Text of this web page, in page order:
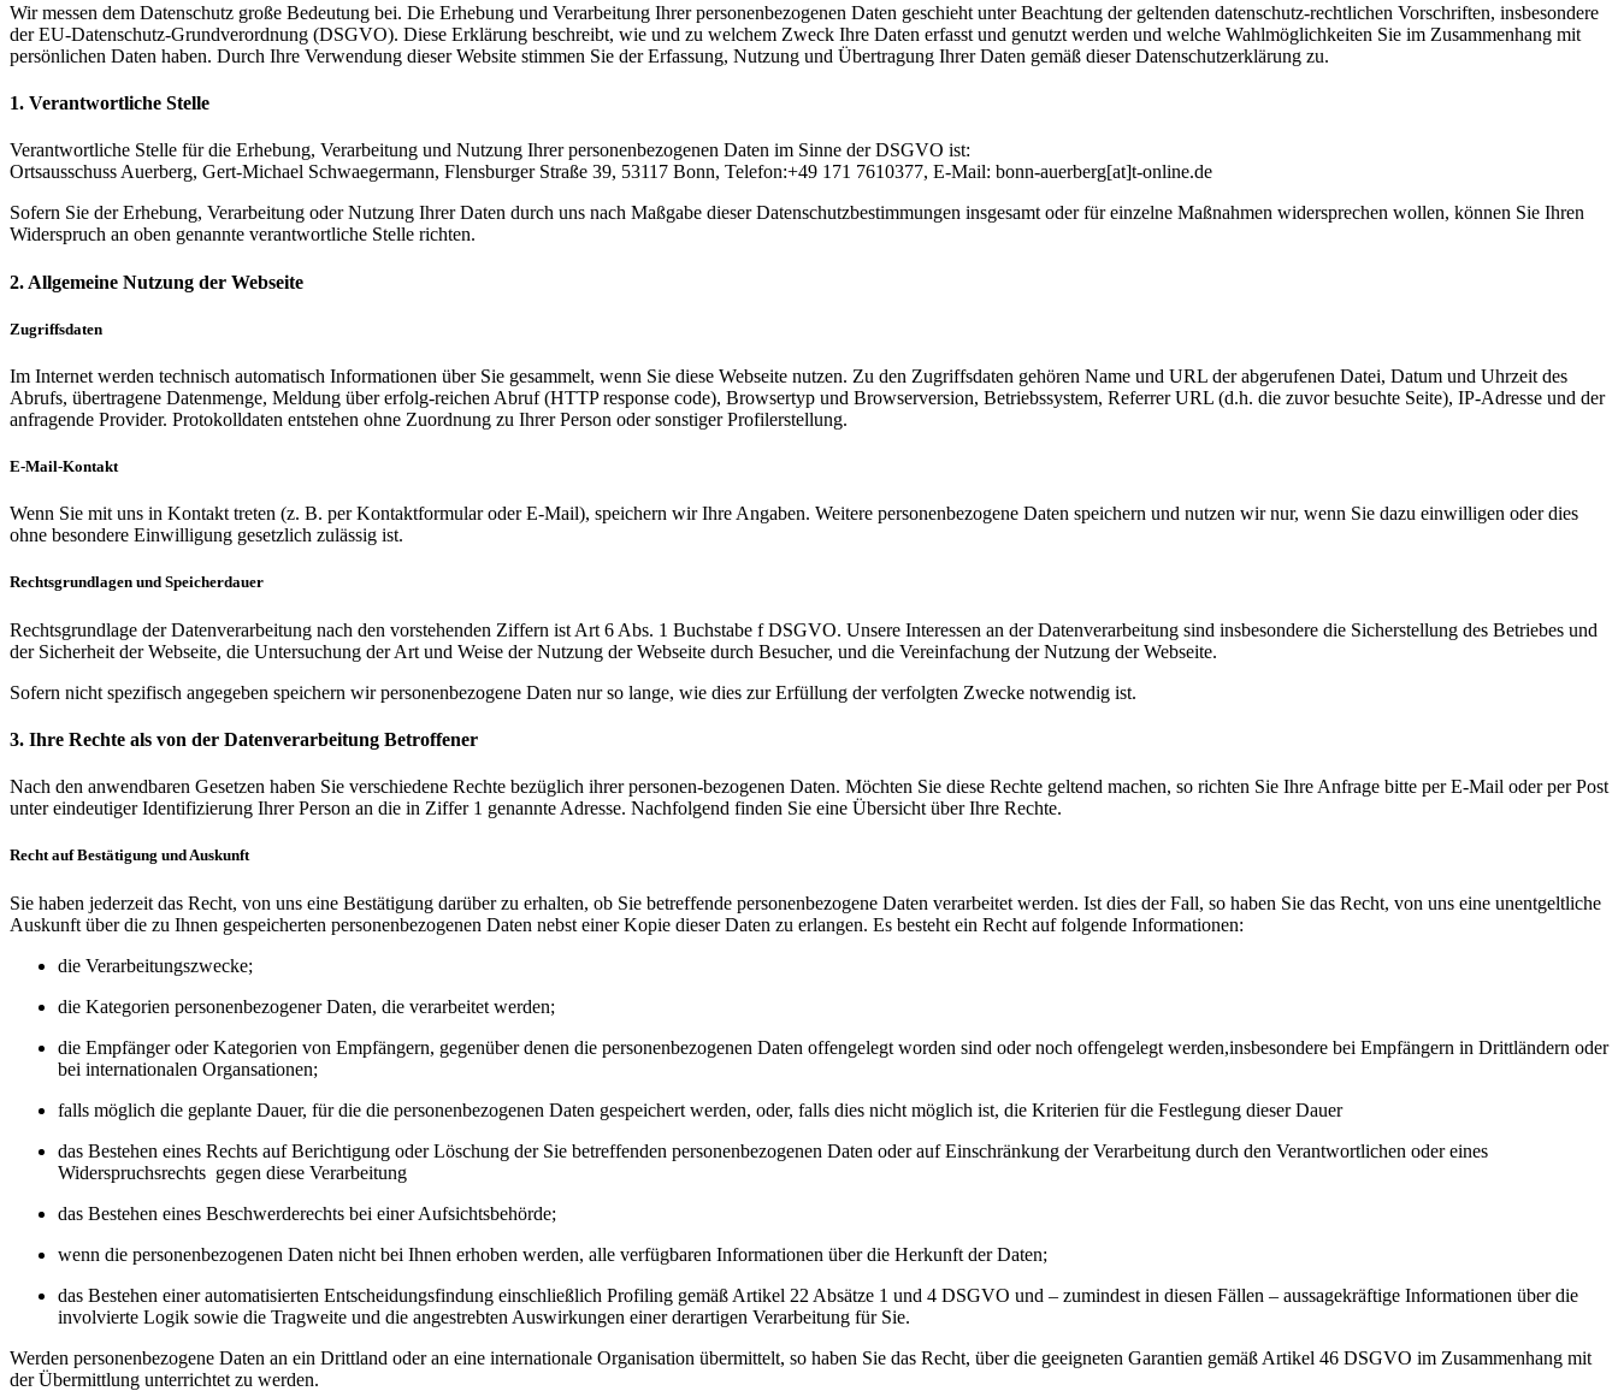
Wir messen dem Datenschutz große Bedeutung bei. Die Erhebung und Verarbeitung Ihrer personenbezogenen Daten geschieht unter Beachtung der geltenden datenschutz-rechtlichen Vorschriften, insbesondere
der EU-Datenschutz-Grundverordnung (DSGVO). Diese Erklärung beschreibt, wie und zu welchem Zweck Ihre Daten erfasst und genutzt werden und welche Wahlmöglichkeiten Sie im Zusammenhang mit
persönlichen Daten haben. Durch Ihre Verwendung dieser Website stimmen Sie der Erfassung, Nutzung und Übertragung Ihrer Daten gemäß dieser Datenschutzerklärung zu.
1. Verantwortliche Stelle
Verantwortliche Stelle für die Erhebung, Verarbeitung und Nutzung Ihrer personenbezogenen Daten im Sinne der DSGVO ist:
Ortsausschuss Auerberg, Gert-Michael Schwaegermann, Flensburger Straße 39, 53117 Bonn, Telefon:+49 171 7610377, E-Mail: bonn-auerberg[at]t-online.de
Sofern Sie der Erhebung, Verarbeitung oder Nutzung Ihrer Daten durch uns nach Maßgabe dieser Datenschutzbestimmungen insgesamt oder für einzelne Maßnahmen widersprechen wollen, können Sie Ihren
Widerspruch an oben genannte verantwortliche Stelle richten.
2. Allgemeine Nutzung der Webseite
Zugriffsdaten
Im Internet werden technisch automatisch Informationen über Sie gesammelt, wenn Sie diese Webseite nutzen. Zu den Zugriffsdaten gehören Name und URL der abgerufenen Datei, Datum und Uhrzeit des
Abrufs, übertragene Datenmenge, Meldung über erfolg-reichen Abruf (HTTP response code), Browsertyp und Browserversion, Betriebssystem, Referrer URL (d.h. die zuvor besuchte Seite), IP-Adresse und der
anfragende Provider. Protokolldaten entstehen ohne Zuordnung zu Ihrer Person oder sonstiger Profilerstellung.
E-Mail-Kontakt
Wenn Sie mit uns in Kontakt treten (z. B. per Kontaktformular oder E-Mail), speichern wir Ihre Angaben. Weitere personenbezogene Daten speichern und nutzen wir nur, wenn Sie dazu einwilligen oder dies
ohne besondere Einwilligung gesetzlich zulässig ist.
Rechtsgrundlagen und Speicherdauer
Rechtsgrundlage der Datenverarbeitung nach den vorstehenden Ziffern ist Art 6 Abs. 1 Buchstabe f DSGVO. Unsere Interessen an der Datenverarbeitung sind insbesondere die Sicherstellung des Betriebes und
der Sicherheit der Webseite, die Untersuchung der Art und Weise der Nutzung der Webseite durch Besucher, und die Vereinfachung der Nutzung der Webseite.
Sofern nicht spezifisch angegeben speichern wir personenbezogene Daten nur so lange, wie dies zur Erfüllung der verfolgten Zwecke notwendig ist.
3. Ihre Rechte als von der Datenverarbeitung Betroffener
Nach den anwendbaren Gesetzen haben Sie verschiedene Rechte bezüglich ihrer personen-bezogenen Daten. Möchten Sie diese Rechte geltend machen, so richten Sie Ihre Anfrage bitte per E-Mail oder per Post
unter eindeutiger Identifizierung Ihrer Person an die in Ziffer 1 genannte Adresse. Nachfolgend finden Sie eine Übersicht über Ihre Rechte.
Recht auf Bestätigung und Auskunft
Sie haben jederzeit das Recht, von uns eine Bestätigung darüber zu erhalten, ob Sie betreffende personenbezogene Daten verarbeitet werden. Ist dies der Fall, so haben Sie das Recht, von uns eine unentgeltliche
Auskunft über die zu Ihnen gespeicherten personenbezogenen Daten nebst einer Kopie dieser Daten zu erlangen. Es besteht ein Recht auf folgende Informationen:
die Verarbeitungszwecke;
die Kategorien personenbezogener Daten, die verarbeitet werden;
die Empfänger oder Kategorien von Empfängern, gegenüber denen die personenbezogenen Daten offengelegt worden sind oder noch offengelegt werden,insbesondere bei Empfängern in Drittländern oder
bei internationalen Organsationen;
falls möglich die geplante Dauer, für die die personenbezogenen Daten gespeichert werden, oder, falls dies nicht möglich ist, die Kriterien für die Festlegung dieser Dauer
das Bestehen eines Rechts auf Berichtigung oder Löschung der Sie betreffenden personenbezogenen Daten oder auf Einschränkung der Verarbeitung durch den Verantwortlichen oder eines
Widerspruchsrechts gegen diese Verarbeitung
das Bestehen eines Beschwerderechts bei einer Aufsichtsbehörde;
wenn die personenbezogenen Daten nicht bei Ihnen erhoben werden, alle verfügbaren Informationen über die Herkunft der Daten;
das Bestehen einer automatisierten Entscheidungsfindung einschließlich Profiling gemäß Artikel 22 Absätze 1 und 4 DSGVO und – zumindest in diesen Fällen – aussagekräftige Informationen über die
involvierte Logik sowie die Tragweite und die angestrebten Auswirkungen einer derartigen Verarbeitung für Sie.
Werden personenbezogene Daten an ein Drittland oder an eine internationale Organisation übermittelt, so haben Sie das Recht, über die geeigneten Garantien gemäß Artikel 46 DSGVO im Zusammenhang mit
der Übermittlung unterrichtet zu werden.